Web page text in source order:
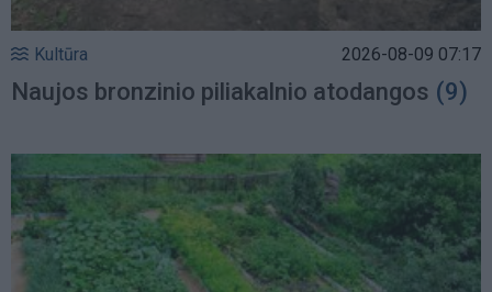
Kultūra 2026-08-09 07:17
Naujos bronzinio piliakalnio atodangos (9)